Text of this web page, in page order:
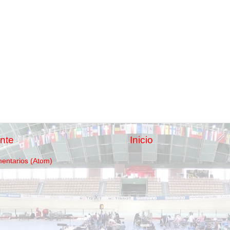
Inicio
(Atom)